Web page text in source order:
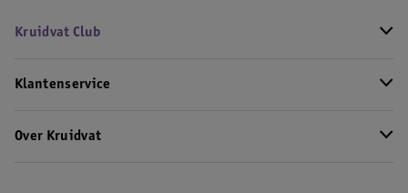
Kruidvat Club
Klantenservice
Over Kruidvat